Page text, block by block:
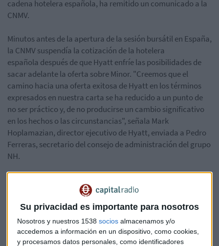
Su privacidad es importante para nosotros
Nosotros y nuestros 1538 socios almacenamos y/o
accedemos a información en un dispositivo, como cookies,
y procesamos datos personales, como identificadores
cadena hotelera española, ha remitido un comunicado a la
CNMV.
Minutos antes de la apertura de la sesión bursátil en España,
la CNMV suspendía la cotización de la hotelera
española después de que Hyatt enfríe las posibilidades de
sacar adelante la oferta sobre Minor. "Creemos que el
camino hacia una oferta exitosa de Hyatt en los términos
expresados en nuestra carta se ha reducido a un punto de
no ser práctico y, de no producirse un cambio significativo
en los hechos o las circunstancias", señala Mark
Hoplamazian, director ejecutivo de Hyatt, enviada a Pedro
Ferreras, secretario del consejo de administración del grupo
NH.
en el Mercado Continuo, al dispararse las especulaciones de
una oferta competidora con la de Minor. Tras levantarse la
suspensión de la cotización, la cadena hotelera española ha
borrado gran parte de la subida con recortes del 6% en el
mercado continuo.